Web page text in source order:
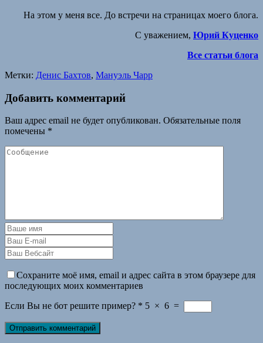
На этом у меня все. До встречи на страницах моего блога.
С уважением, Юрий Куценко
Все статьи блога
Метки: Денис Бахтов, Мануэль Чарр
Добавить комментарий
Ваш адрес email не будет опубликован. Обязательные поля
помечены *
Сохраните моё имя, email и адрес сайта в этом браузере для
последующих моих комментариев
Если Вы не бот решите пример? * 5 × 6 =